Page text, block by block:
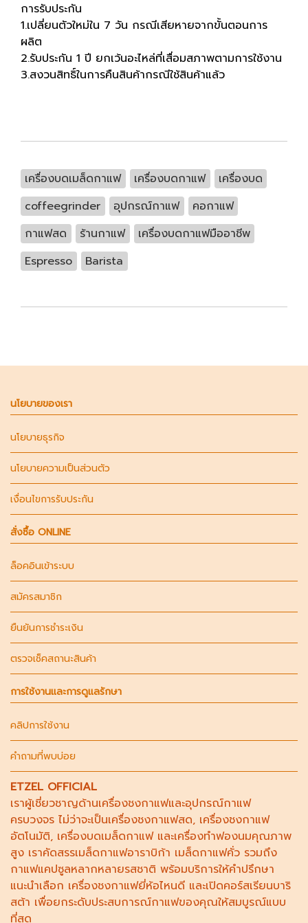
การรับประกัน
1.เปลี่ยนตัวใหม่ใน 7 วัน กรณีเสียหายจากขั้นตอนการ
ผลิต
2.รับประกัน 1 ปี ยกเว้นอะไหล่ที่เสื่อมสภาพตามการใช้งาน
3.สงวนสิทธิ์ในการคืนสินค้ากรณีใช้สินค้าแล้ว
เครื่องบดเมล็ดกาแฟ เครื่องบดกาแฟ
เครื่องบด
coffeegrinder
อุปกรณ์กาแฟ
คอกาแฟ
กาแฟสด
ร้านกาแฟ
เครื่องบดกาแฟมืออาชีพ
Espresso
Barista
นโยบายของเรา
นโยบายธุรกิจ
นโยบายความเป็นส่วนตัว
เงื่อนไขการรับประกัน
สั่งซื้อ ONLINE
ล็อคอินเข้าระบบ
สมัครสมาชิก
ยืนยันการชำระเงิน
ตรวจเช็คสถานะสินค้า
การใช้งานและการดูแลรักษา
คลิปการใช้งาน
คำถามที่พบบ่อย
ETZEL OFFICIAL
เราผู้เชี่ยวชาญด้านเครื่องชงกาแฟและอุปกรณ์กาแฟ
ครบวงจร ไม่ว่าจะเป็นเครื่องชงกาแฟสด, เครื่องชงกาแฟ
อัตโนมัติ, เครื่องบดเมล็ดกาแฟและเครื่องทำฟองนมคุณภาพ
สูง เราคัดสรรเมล็ดกาแฟอาราบิก้า เมล็ดกาแฟคั่ว รวมถึง
กาแฟแคปซูลหลากหลายรสชาติ พร้อมบริการให้คำปรึกษา
แนะนำเลือก เครื่องชงกาแฟยี่ห้อไหนดี และเปิดคอร์สเรียนบาริ
สต้า เพื่อยกระดับประสบการณ์กาแฟของคุณให้สมบูรณ์แบบ
ที่สุด